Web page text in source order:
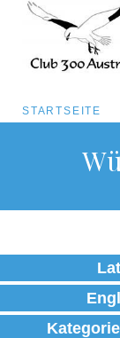
Inhalt
STARTSEITE